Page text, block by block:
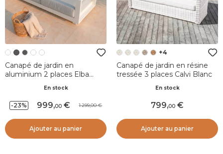
Canapé de jardin en
aluminium 2 places Elba
En stock
-23% 999,00 1 299,00
Ajouter au panier
+4
Canapé de jardin en résine
tressée 3 places Calvi Blanc
En stock
799,00
Ajouter au panier